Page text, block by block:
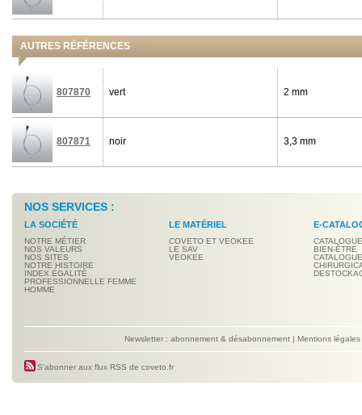
AUTRES RÉFÉRENCES
807870 vert 2 mm
807871 noir 3,3 mm
NOS SERVICES :
LA SOCIÉTÉ
NOTRE MÉTIER
NOS VALEURS
NOS SITES
NOTRE HISTOIRE
INDEX ÉGALITÉ
PROFESSIONNELLE FEMME
HOMME
LE MATÉRIEL
COVETO ET VEOKEE
LE SAV
VEOKEE
E-
BIEN-ÊTRE
Newsletter : abonnement & désabonnement | Mentions légales
S'abonner aux flux RSS de coveto.fr